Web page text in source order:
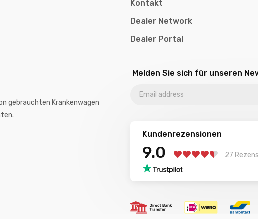
gebrauchten Krankenwagen
Kontakt
Dealer Network
Dealer Portal
Melden Sie sich für unseren
Kundenrezensionen
9.0
27